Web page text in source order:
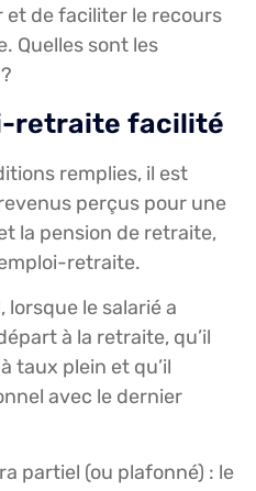
et de faciliter le recours
Quelles sont les
retraite facilité
remplies, il est
perçus pour une
la pension de retraite,
retraite.
le salarié a
à la retraite, qu’il
taux plein et qu’il
avec le dernier
partiel (ou plafonné) : le